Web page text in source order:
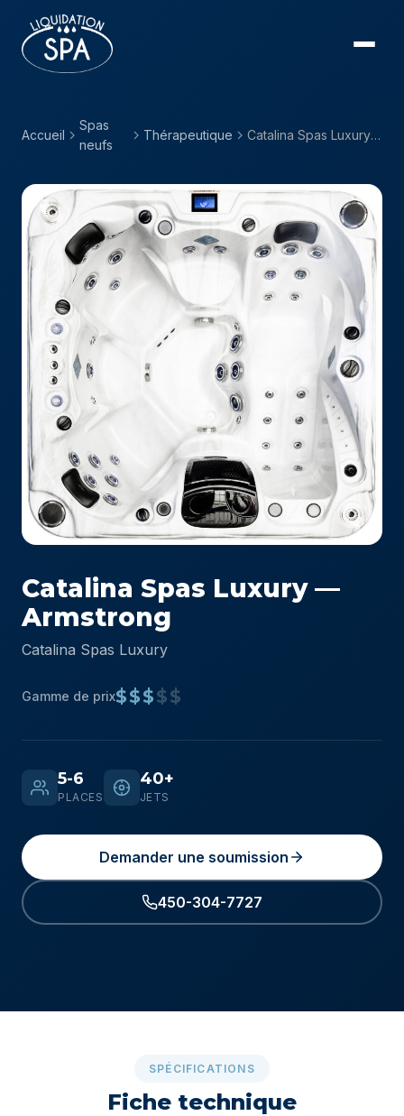
Accueil
Spas
neufs
Thérapeutique Catalina Spas Luxury — Armstrong
Catalina Spas Luxury —
Armstrong
Catalina Spas Luxury
Gamme de prix$$$$$
5-6
PLACES
40+
JETS
Demander une soumission
450-304-7727
SPÉCIFICATIONS
Fiche technique